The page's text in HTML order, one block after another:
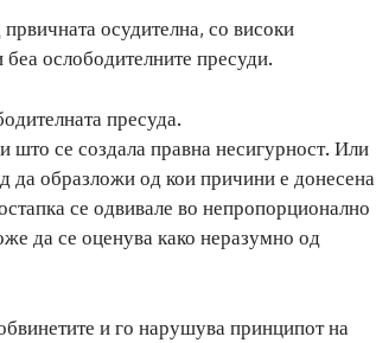
осудителна, со високи
ослободителните пресуди.
пресуда.
што се создала правна несигурност. Или
да образложи од кои причини е донесена
се одвивале во непропорционално
да се оценува како неразумно од
и го нарушува принципот на